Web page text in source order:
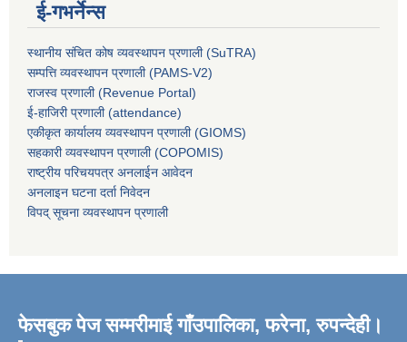
ई-गभर्नेन्स
स्थानीय संचित कोष व्यवस्थापन प्रणाली (SuTRA)
सम्पत्ति व्यवस्थापन प्रणाली (PAMS-V2)
राजस्व प्रणाली (Revenue Portal)
ई-हाजिरी प्रणाली (attendance)
एकीकृत कार्यालय व्यवस्थापन प्रणाली (GIOMS)
सहकारी व्यवस्थापन प्रणाली (COPOMIS)
राष्ट्रीय परिचयपत्र अनलाईन आवेदन
अनलाइन घटना दर्ता निवेदन
विपद् सूचना व्यवस्थापन प्रणाली
फेसबुक पेज सम्मरीमाई गाँउपालिका, फरेना, रुपन्देही।